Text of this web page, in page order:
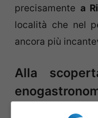
precisamente a
località che nel
ancora più
Alla